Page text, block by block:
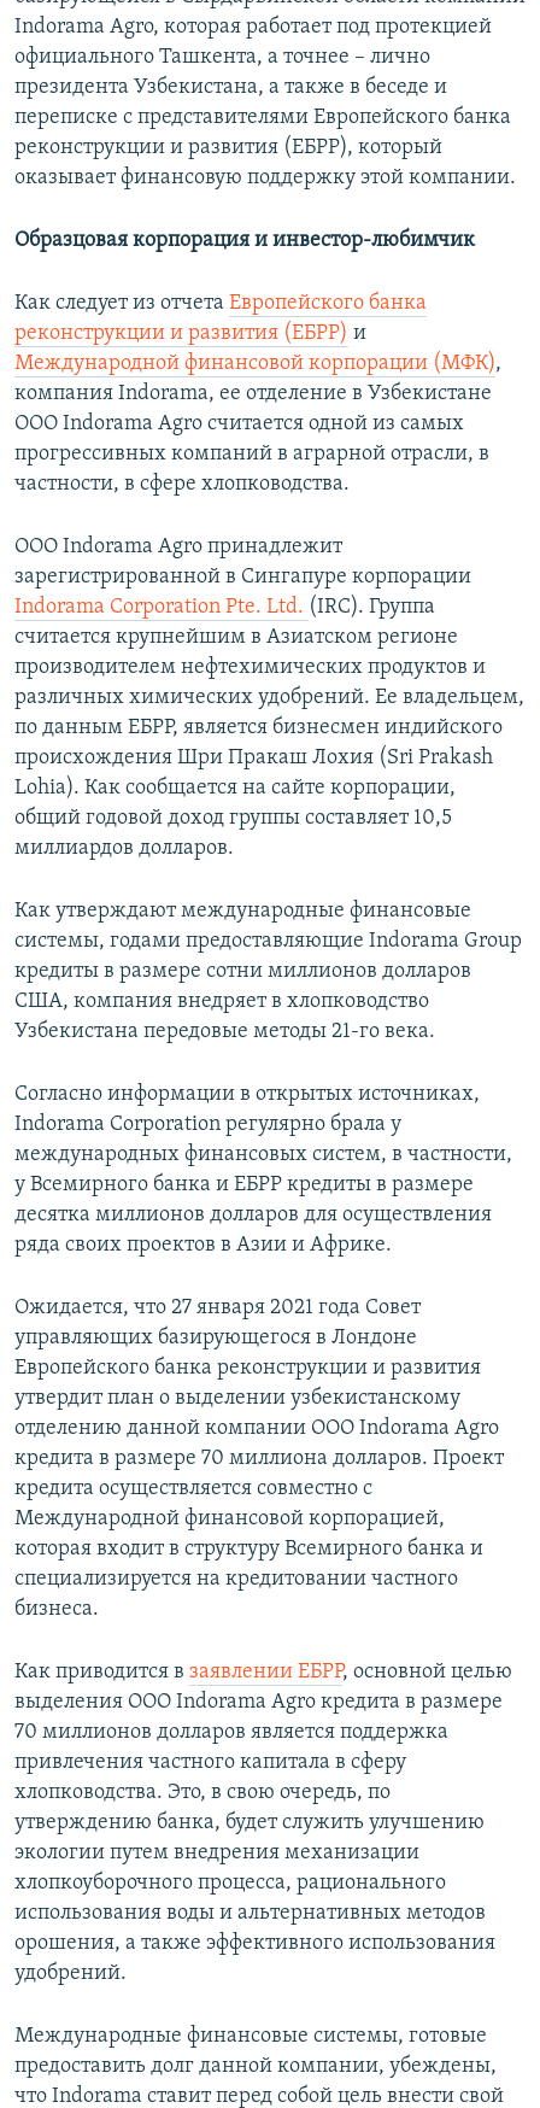
Indorama Agro, которая работает под протекцией
официального Ташкента, а точнее – лично
президента Узбекистана, а также в беседе и
переписке с представителями Европейского банка
реконструкции и развития (ЕБРР), который
оказывает финансовую поддержку этой компании.
Образцовая корпорация и инвестор-любимчик
Как следует из отчета Европейского банка
реконструкции и развития (ЕБРР) и
Международной финансовой корпорации (МФК),
компания Indorama, ее отделение в Узбекистане
ООО Indorama Agro считается одной из самых
прогрессивных компаний в аграрной отрасли, в
частности, в сфере хлопководства.
ООО Indorama Agro принадлежит
зарегистрированной в Сингапуре корпорации
Indorama Corporation Pte. Ltd. (IRC). Группа
считается крупнейшим в Азиатском регионе
производителем нефтехимических продуктов и
различных химических удобрений. Ее владельцем,
по данным ЕБРР, является бизнесмен индийского
происхождения Шри Пракаш Лохия (Sri Prakash
Lohia). Как сообщается на сайте корпорации,
общий годовой доход группы составляет 10,5
миллиардов долларов.
Как утверждают международные финансовые
системы, годами предоставляющие Indorama Group
кредиты в размере сотни миллионов долларов
США, компания внедряет в хлопководство
Узбекистана передовые методы 21-го века.
Согласно информации в открытых источниках,
Indorama Corporation регулярно брала у
международных финансовых систем, в частности,
у Всемирного банка и ЕБРР кредиты в размере
десятка миллионов долларов для осуществления
ряда своих проектов в Азии и Африке.
Ожидается, что 27 января 2021 года Совет
управляющих базирующегося в Лондоне
Европейского банка реконструкции и развития
утвердит план о выделении узбекистанскому
отделению данной компании ООО Indorama Agro
кредита в размере 70 миллиона долларов. Проект
кредита осуществляется совместно с
Международной финансовой корпорацией,
которая входит в структуру Всемирного банка и
специализируется на кредитовании частного
бизнеса.
Как приводится в заявлении ЕБРР, основной целью
выделения ООО Indorama Agro кредита в размере
70 миллионов долларов является поддержка
привлечения частного капитала в сферу
хлопководства. Это, в свою очередь, по
утверждению банка, будет служить улучшению
экологии путем внедрения механизации
хлопкоуборочного процесса, рационального
использования воды и альтернативных методов
орошения, а также эффективного использования
удобрений.
Международные финансовые системы, готовые
предоставить долг данной компании, убеждены,
что Indorama ставит перед собой цель внести свой